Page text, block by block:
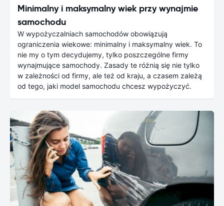
Minimalny i maksymalny wiek przy wynajmie
samochodu
W wypożyczalniach samochodów obowiązują
ograniczenia wiekowe: minimalny i maksymalny wiek. To
nie my o tym decydujemy, tylko poszczególne firmy
wynajmujące samochody. Zasady te różnią się nie tylko
w zależności od firmy, ale też od kraju, a czasem zależą
od tego, jaki model samochodu chcesz wypożyczyć.